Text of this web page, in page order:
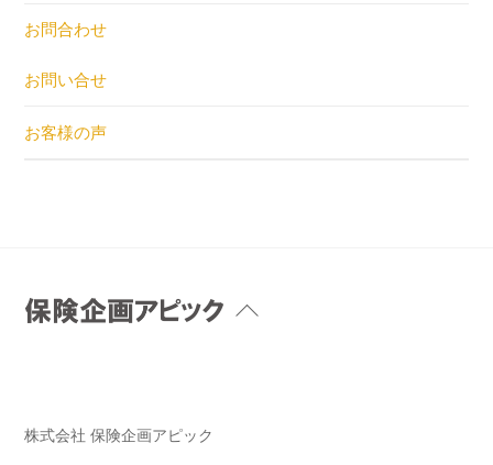
お問合わせ
お問い合せ
お客様の声
Back
株式会社 保険企画アピック